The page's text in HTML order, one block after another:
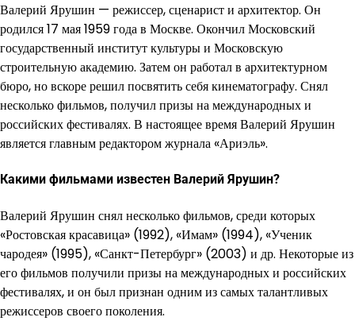
Валерий Ярушин — режиссер, сценарист и архитектор. Он
родился 17 мая 1959 года в Москве. Окончил Московский
государственный институт культуры и Московскую
строительную академию. Затем он работал в архитектурном
бюро, но вскоре решил посвятить себя кинематографу. Снял
несколько фильмов, получил призы на международных и
российских фестивалях. В настоящее время Валерий Ярушин
является главным редактором журнала «Ариэль».
Какими фильмами известен Валерий Ярушин?
Валерий Ярушин снял несколько фильмов, среди которых
«Ростовская красавица» (1992), «Имам» (1994), «Ученик
чародея» (1995), «Санкт-Петербург» (2003) и др. Некоторые из
его фильмов получили призы на международных и российских
фестивалях, и он был признан одним из самых талантливых
режиссеров своего поколения.